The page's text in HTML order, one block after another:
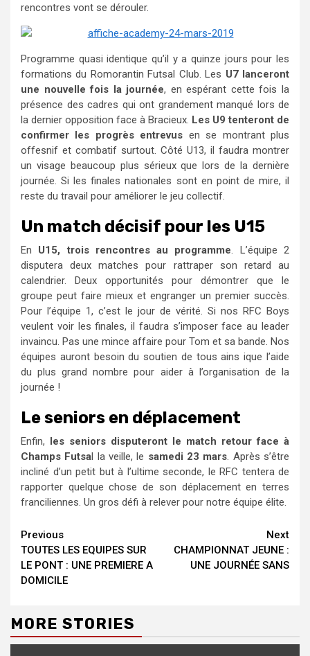
rencontres vont se dérouler.
Programme quasi identique qu’il y a quinze jours pour les
formations du Romorantin Futsal Club. Les U7 lanceront
une nouvelle fois la journée, en espérant cette fois la
présence des cadres qui ont grandement manqué lors de
la dernier opposition face à Bracieux. Les U9 tenteront de
confirmer les progrès entrevus en se montrant plus
offesnif et combatif surtout. Côté U13, il faudra montrer
un visage beaucoup plus sérieux que lors de la dernière
journée. Si les finales nationales sont en point de mire, il
reste du travail pour améliorer le jeu collectif.
Un match décisif pour les U15
En U15, trois rencontres au programme. L’équipe 2
disputera deux matches pour rattraper son retard au
calendrier. Deux opportunités pour démontrer que le
groupe peut faire mieux et engranger un premier succès.
Pour l’équipe 1, c’est le jour de vérité. Si nos RFC Boys
veulent voir les finales, il faudra s’imposer face au leader
invaincu. Pas une mince affaire pour Tom et sa bande. Nos
équipes auront besoin du soutien de tous ains ique l’aide
du plus grand nombre pour aider à l’organisation de la
journée !
Le seniors en déplacement
Enfin, les seniors disputeront le match retour face à
Champs Futsal la veille, le samedi 23 mars. Après s’être
incliné d’un petit but à l’ultime seconde, le RFC tentera de
rapporter quelque chose de son déplacement en terres
franciliennes. Un gros défi à relever pour notre équipe élite.
Continue
Reading
Previous
TOUTES LES EQUIPES SUR
LE PONT : UNE PREMIERE A
DOMICILE
Next
CHAMPIONNAT JEUNE :
UNE JOURNÉE SANS
MORE STORIES